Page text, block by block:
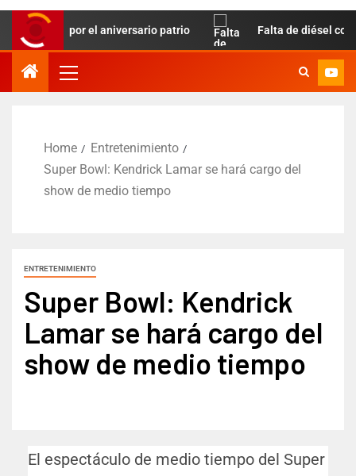
Paz por el aniversario patrio Falta de diésel complica
Home
Entretenimiento
Super Bowl: Kendrick Lamar se hará cargo del
show de medio tiempo
ENTRETENIMIENTO
Super Bowl: Kendrick
Lamar se hará cargo del
show de medio tiempo
El espectáculo de medio tiempo del Super